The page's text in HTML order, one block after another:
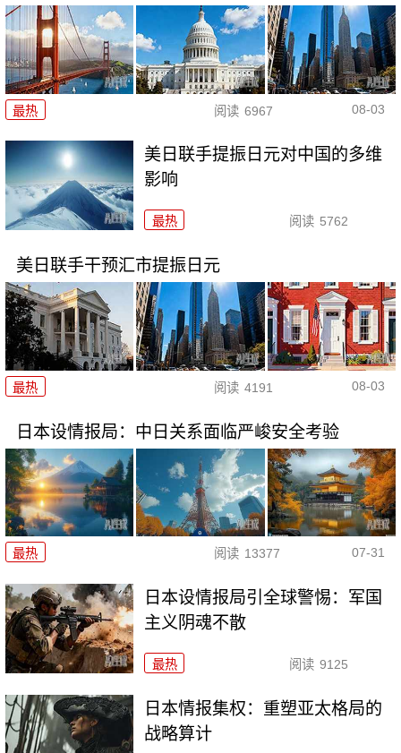
最热 阅读 6967 08-03
美日联手提振日元对中国的多维
影响
最热 阅读 5762
美日联手干预汇市提振日元
最热 阅读 4191 08-03
日本设情报局：中日关系面临严峻安全考验
最热 阅读 13377 07-31
日本设情报局引全球警惕：军国
主义阴魂不散
最热 阅读 9125
日本情报集权：重塑亚太格局的
战略算计